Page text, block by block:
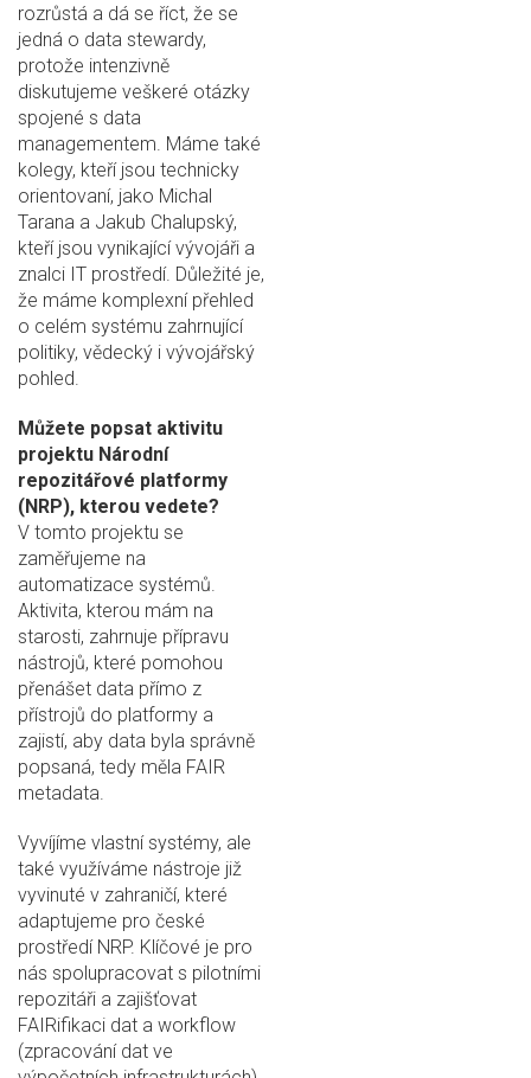
rozrůstá a dá se říct, že se
jedná o data stewardy,
protože intenzivně
diskutujeme veškeré otázky
spojené s data
managementem. Máme také
kolegy, kteří jsou technicky
orientovaní, jako Michal
Tarana a Jakub Chalupský,
kteří jsou vynikající vývojáři a
znalci IT prostředí. Důležité je,
že máme komplexní přehled
o celém systému zahrnující
politiky, vědecký i vývojářský
pohled.
Můžete popsat aktivitu
projektu Národní
repozitářové platformy
(NRP), kterou vedete?
V tomto projektu se
zaměřujeme na
automatizace systémů.
Aktivita, kterou mám na
starosti, zahrnuje přípravu
nástrojů, které pomohou
přenášet data přímo z
přístrojů do platformy a
zajistí, aby data byla správně
popsaná, tedy měla FAIR
metadata.
Vyvíjíme vlastní systémy, ale
také využíváme nástroje již
vyvinuté v zahraničí, které
adaptujeme pro české
prostředí NRP. Klíčové je pro
nás spolupracovat s pilotními
repozitáři a zajišťovat
FAIRifikaci dat a workflow
(zpracování dat ve